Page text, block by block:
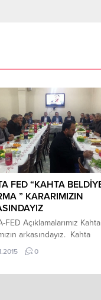
FED “KAHTA
” KARARIMIZIN
FED Açıklamalarımız
arkasındayız. Kahta
Federasyonu, ( FED)
olarak aldıkları Kahta
0